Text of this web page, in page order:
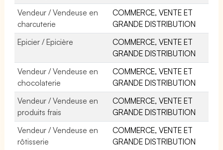
Vendeur / Vendeuse en
charcuterie
COMMERCE, VENTE ET
GRANDE DISTRIBUTION
Epicier / Epicière
COMMERCE, VENTE ET
GRANDE DISTRIBUTION
Vendeur / Vendeuse en
chocolaterie
COMMERCE, VENTE ET
GRANDE DISTRIBUTION
Vendeur / Vendeuse en
produits frais
COMMERCE, VENTE ET
GRANDE DISTRIBUTION
Vendeur / Vendeuse en
rôtisserie
COMMERCE, VENTE ET
GRANDE DISTRIBUTION